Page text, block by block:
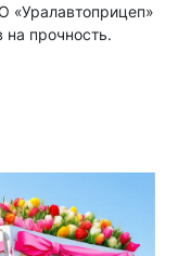
«Уралавтоприцеп»
прочность.